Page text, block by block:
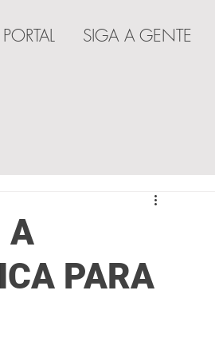
PORTAL SIGA A GENTE
A
PARA